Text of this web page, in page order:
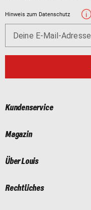
Hinweis zum Datenschutz
Deine E-Mail-Adresse
Kundenservice
Magazin
Über Louis
Rechtliches